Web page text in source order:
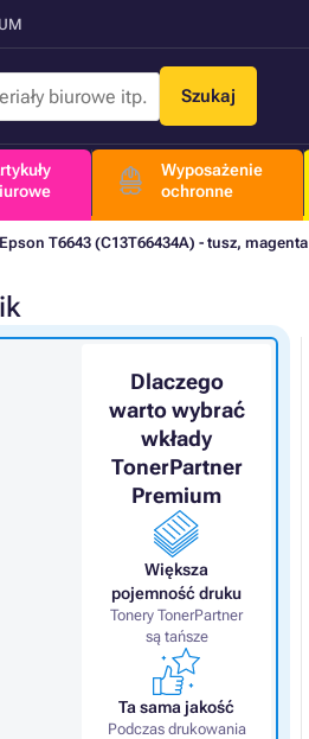
Szukaj
Wyposażenie
ochronne
Epson T6643 (C13T66434A) - tusz, magenta
Dlaczego
warto wybrać
wkłady
TonerPartner
Premium
Większa
pojemność druku
Tonery TonerPartner
są tańsze
Ta sama jakość
Podczas drukowania